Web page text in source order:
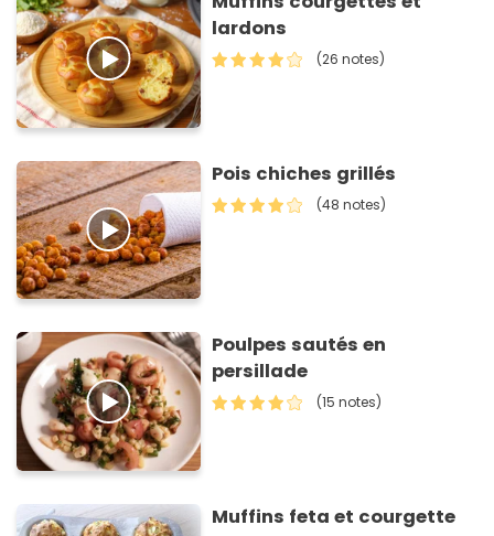
lardons
(26 notes)
Pois chiches grillés
(48 notes)
Poulpes sautés en
persillade
(15 notes)
Muffins feta et courgette